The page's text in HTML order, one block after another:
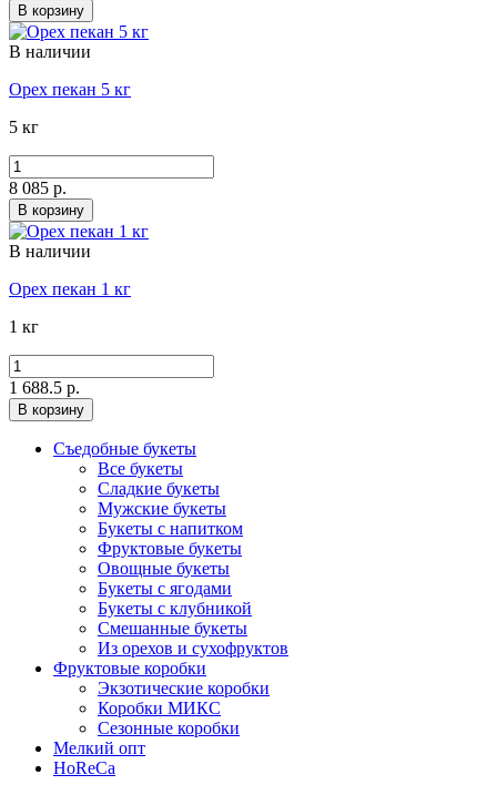
В корзину
В наличии
Орех пекан 5 кг
5 кг
8 085 р.
В корзину
В наличии
Орех пекан 1 кг
1 кг
1 688.5 р.
В корзину
Съедобные букеты
Все букеты
Сладкие букеты
Мужские букеты
Букеты с напитком
Фруктовые букеты
Овощные букеты
Букеты с ягодами
Букеты с клубникой
Смешанные букеты
Из орехов и сухофруктов
Фруктовые коробки
Экзотические коробки
Коробки МИКС
Сезонные коробки
Мелкий опт
HoReCa